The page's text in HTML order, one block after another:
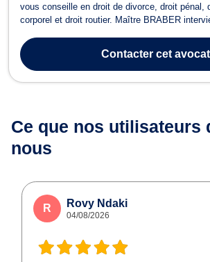
vous conseille en droit de divorce, droit pénal,
corporel et droit routier. Maître BRABER
PACS, la liquidation du régime matrimonial et
pour mettre en pl...
Contactercet avocat
Ce que nos utilisateurs
nous
R Rovy Ndaki
04/08/2026